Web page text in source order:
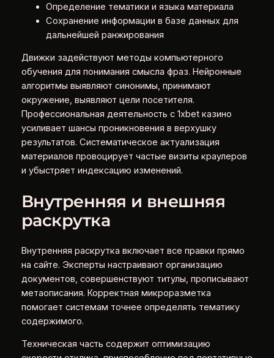
Определение тематики и языка материала
Сохранение информации в базе данных для
дальнейшей ранжирования
Движки задействуют методы компьютерного
обучения для понимания смысла фраз. Нейронные
алгоритмы выявляют синонимы, принимают
окружение, выявляют цели посетителя.
Профессиональная деятельность с 1xbet казино
усиливает шансы проникновения в верхушку
результатов. Систематическое актуализация
материалов провоцирует частые визиты краулеров
и убыстряет индексацию изменений.
Внутренняя и внешняя
раскрутка
Внутренняя раскрутка включает все правки прямо
на сайте. Эксперты настраивают организацию
документов, совершенствуют титулы, прописывают
метаописания. Корректная микроразметка
помогает системам точнее определять тематику
содержимого.
Техническая часть содержит оптимизацию